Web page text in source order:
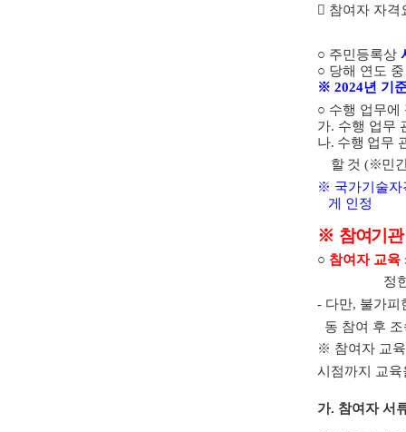
󰋐 참여자 자격
○ 주민등록상
○ 당해 연도
※ 2024년 기
○ 수행 업무에
가. 수행 업무
나. 수행 업무
할 것 (※민
※ 국가기술자
게 인정
※ 참여기관
○ 참여자 교육
정
- 다만, 불가피
동 참여 후
※ 참여자 교
시점까지 교
가. 참여자 서